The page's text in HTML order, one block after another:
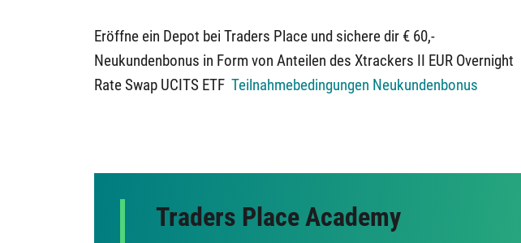
Eröffne ein Depot bei Traders Place und sichere dir € 60,-
Neukundenbonus in Form von Anteilen des Xtrackers II EUR Overnight
Rate Swap UCITS ETF Teilnahmebedingungen Neukundenbonus
Traders Place Academy